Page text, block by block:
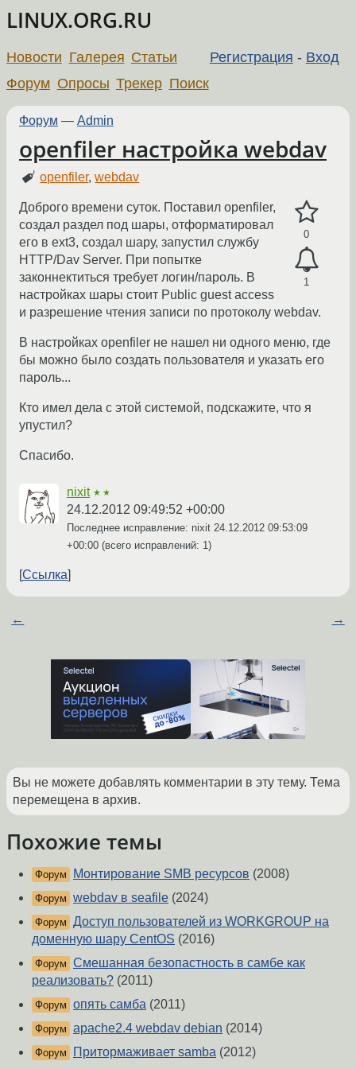
LINUX.ORG.RU
Регистрация - Вход
Новости Галерея Статьи
Форум Опросы Трекер Поиск
Форум — Admin
openfiler настройка webdav
openfiler,webdav
0
1
Доброго времени суток. Поставил openfiler,
создал раздел под шары, отформатировал
его в ext3, создал шару, запустил службу
HTTP/Dav Server. При попытке
законнектиться требует логин/пароль. В
настройках шары стоит Public guest access
и разрешение чтения записи по протоколу webdav.
В настройках openfiler не нашел ни одного меню, где
бы можно было создать пользователя и указать его
пароль...
Кто имел дела с этой системой, подскажите, что я
упустил?
Спасибо.
nixit ★★
24.12.2012 09:49:52 +00:00
Последнее исправление: nixit 24.12.2012 09:53:09
+00:00 (всего исправлений: 1)
Ссылка
← →
Вы не можете добавлять комментарии в эту тему. Тема
перемещена в архив.
Похожие темы
Форум Монтирование SMB ресурсов (2008)
Форум webdav в seafile (2024)
Форум Доступ пользователей из WORKGROUP на
доменную шару CentOS (2016)
Форум Смешанная безопастность в самбе как
реализовать? (2011)
Форум опять самба (2011)
Форум apache2.4 webdav debian (2014)
Форум Притормаживает samba (2012)